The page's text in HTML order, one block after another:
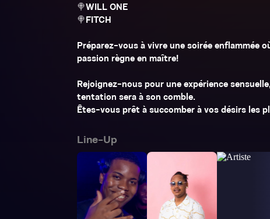
🍭WILL ONE
🍭FITCH
Préparez-vous à vivre une soirée enflammée
passion règne en maître!
Rejoignez-nous pour une expérience
tentation sera à son comble.
Êtes-vous prêt à succomber à vos désirs les
Line-Up